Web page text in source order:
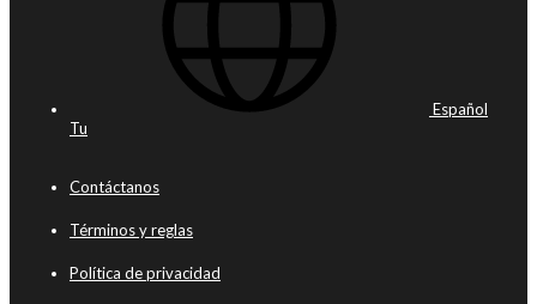
Español
Tu
Contáctanos
Términos y reglas
Política de privacidad